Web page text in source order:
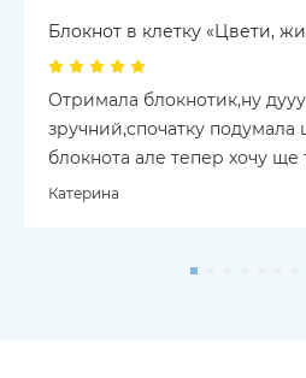
Блокнот в клетку «Цвети,
Отримала блокнотик,ну
зручний,спочатку подумала
блокнота але тепер хочу
класний🫶🏻❤️
Катерина